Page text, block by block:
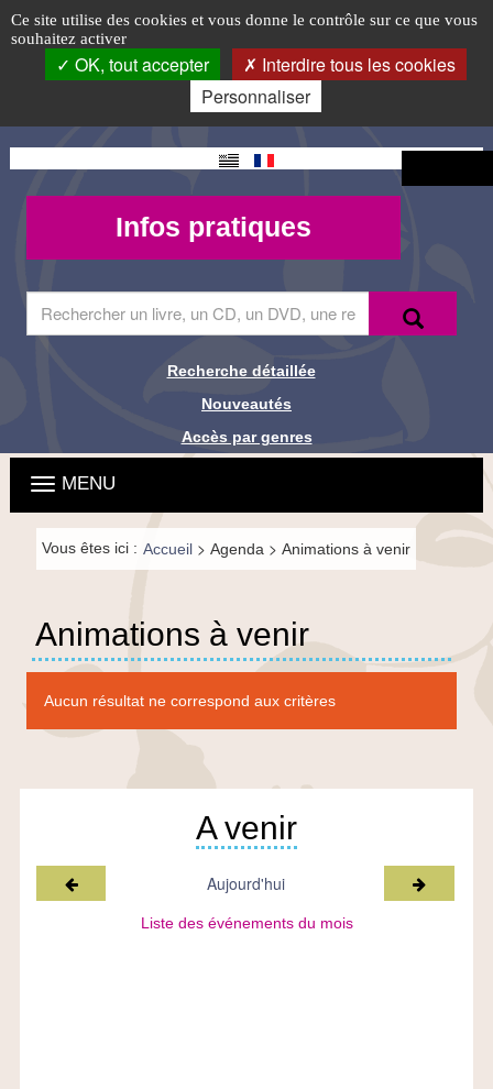
Panneau de gestion des cookies
Ce site utilise des cookies et vous donne le contrôle sur ce que vous
souhaitez activer
OK, tout accepter
Interdire tous les cookies
Personnaliser
Accéder
au
menu
principal
Accéder
au
contenu
Accéder
à
connexion
Animations
Logo
top-
Changement
de langue
Mon
compte -
Infos
pratiques
Infos pratiques
Recherche
site
Recherche détaillée
Nouveautés
Accès par genres
Menu
principal
Ouvrir
la
navigation
Fil de
navigation-
FR
Vous êtes ici : Accueil > Agenda > Animations à venir
Animations à venir
Aucun résultat ne correspond aux critères
A venir
Mois précédent Aujourd'hui Mois
Liste des événements du mois